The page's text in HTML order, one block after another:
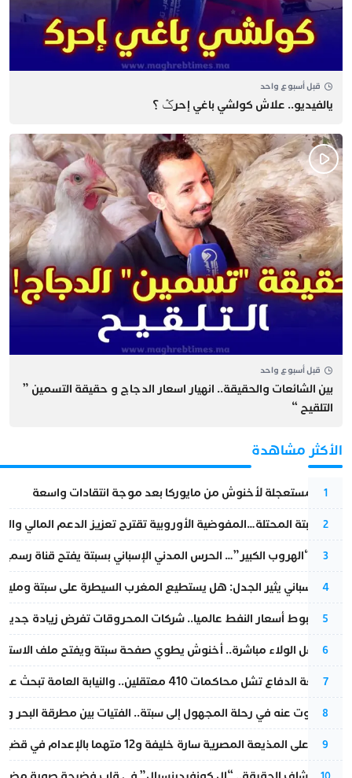
قبل أسبوع واحد
يالفيديو.. علاش كولشي باغي إحرݣ ؟
قبل أسبوع واحد
بين الشائعات والحقيقة.. انهيار اسعار الدجاج و حقيقة التسمين ”
التلقيح “
الأكثر مشاهدة
1
عودة مستعجلة لأخنوش من مايوركا بعد موجة انتقادات واسعة
2
أزمة سبتة المحتلة…المفوضية الأوروبية تقترح تعزيز الدعم المالي
3
عملية “الهروب الكبير”… الحرس المدني الإسباني بسبتة يفتح قناة
4
تقرير إسباني يثير الجدل: هل يستطيع المغرب السيطرة على سبتة
5
رغم هبوط أسعار النفط عالميا.. شركات المحروقات تفرض زيادة
6
بعد حفل الولاء مباشرة.. أخنوش يطوي صفحة سبتة ويفتح ملف
7
مقاطعة الدفاع تشل محاكمات 410 معتقلين.. والنيابة العامة تبحث عن حل قانوني
8
المسكوت عنه في رحلة المجهول إلى سبتة.. الفتيات بين مطرقة البحر
9
الحكم على المذيعة المصرية سارة خليفة و12 متهما بالإعدام في قضية هزت بلاد الفراعنة